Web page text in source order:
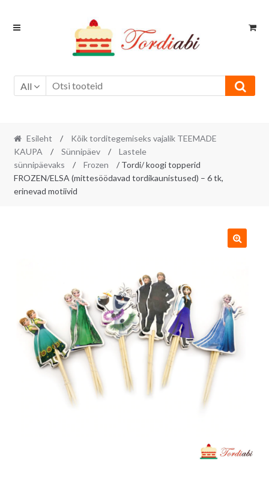
Skip
Skip
All
Esileht /
Kõik torditegemiseks vajalik TEEMADE
KAUPA
/ Sünnipäev /
Lastele
sünnipäevaks
/ Frozen
/ Tordi/ koogi topperid
FROZEN/ELSA (mittesöödavad tordikaunistused) – 6 tk,
erinevad motiivid